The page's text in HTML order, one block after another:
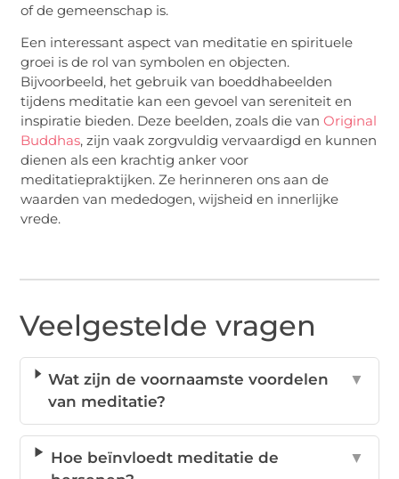
of de gemeenschap is.
Een interessant aspect van meditatie en spirituele
groei is de rol van symbolen en objecten.
Bijvoorbeeld, het gebruik van boeddhabeelden
tijdens meditatie kan een gevoel van sereniteit en
inspiratie bieden. Deze beelden, zoals die vanOriginal
Buddhas, zijn vaak zorgvuldig vervaardigd en kunnen
dienen als een krachtig anker voor
meditatiepraktijken. Ze herinneren ons aan de
waarden van mededogen, wijsheid en innerlijke
vrede.
Veelgestelde vragen
Wat zijn de voornaamste voordelen
van meditatie?
▼
Hoe beïnvloedt meditatie de
▼